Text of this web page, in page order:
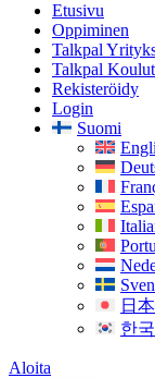
Etusivu
Oppiminen
Talkpal
Talkpal
Rekisteröidy
Login
Suomi
日
한
Aloita